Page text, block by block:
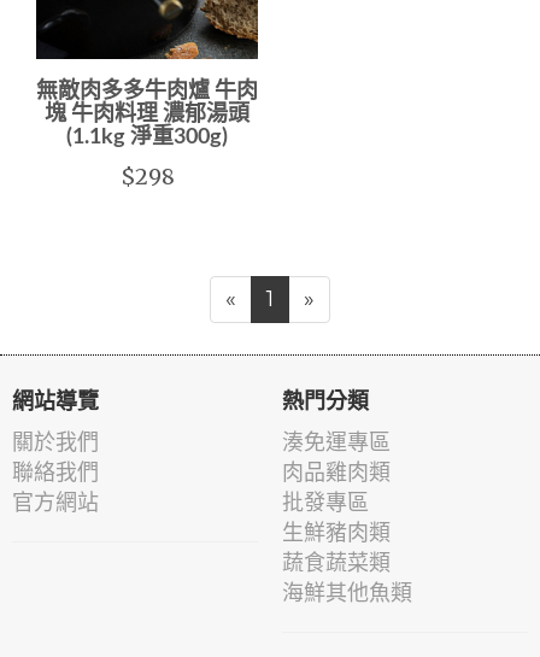
無敵肉多多牛肉爐 牛肉
塊 牛肉料理 濃郁湯頭
(1.1kg 淨重300g)
$298
« 1 »
網站導覽
關於我們
聯絡我們
官方網站
熱門分類
湊免運專區
肉品雞肉類
批發專區
生鮮豬肉類
蔬食蔬菜類
海鮮其他魚類